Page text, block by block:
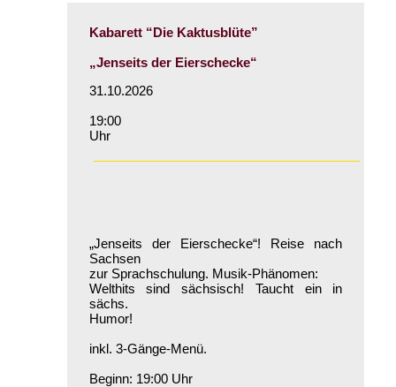
Kabarett “Die Kaktusblüte”
„Jenseits der Eierschecke“
31.10.2026
19:00
Uhr
„Jenseits der Eierschecke“! Reise nach
Sachsen
zur Sprachschulung. Musik-Phänomen:
Welthits sind sächsisch! Taucht ein in
sächs.
Humor!
inkl. 3-Gänge-Menü.
Beginn: 19:00 Uhr